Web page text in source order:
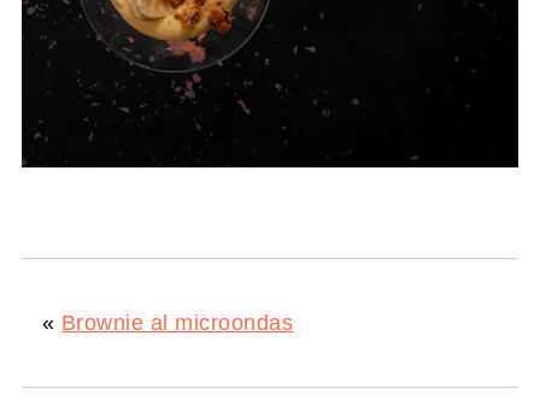
« Brownie al microondas